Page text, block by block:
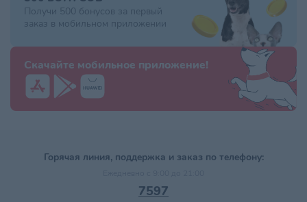
Получи 500 бонусов за первый
заказ в мобильном приложении
Скачайте мобильное приложение!
Горячая линия, поддержка и заказ по телефону:
7597